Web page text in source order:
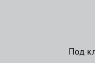
Под